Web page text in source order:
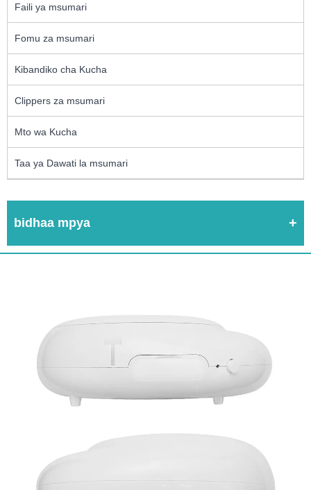
Faili ya msumari
Fomu za msumari
Kibandiko cha Kucha
Clippers za msumari
Mto wa Kucha
Taa ya Dawati la msumari
bidhaa mpya